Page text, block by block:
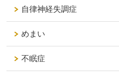
自律神経失調症
めまい
不眠症